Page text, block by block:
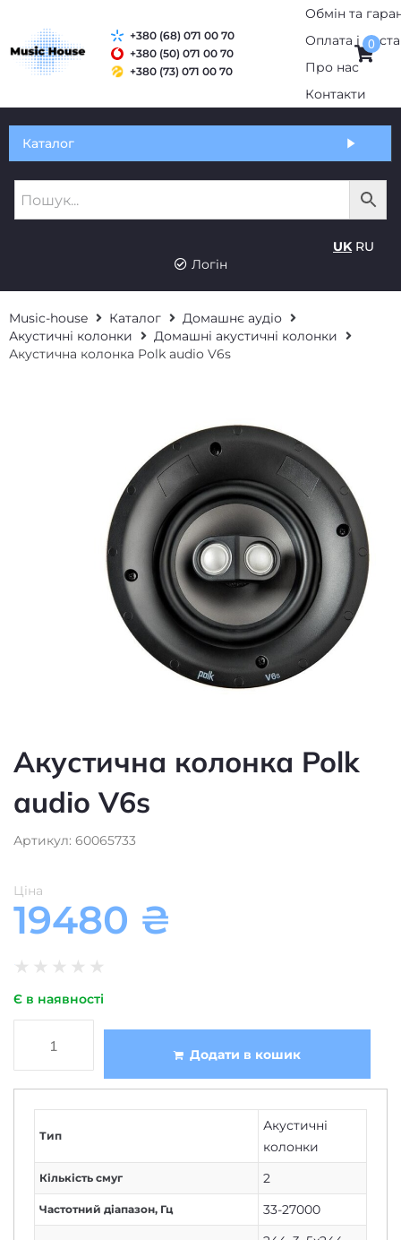
Обмін та гарантія
Про нас
+380 (50) 071 00 70
+380 (73) 071 00 70
0
RU
Логін
Домашнє аудіо
Акустичні колонки
Домашні акустичні колонки
Акустична колонка Polk audio V6s
audio V6s
Артикул: 60065733
Ціна
19480
★★★★★
Тип
Акустичні
Кількість смуг 2
Частотний діапазон, Гц 33-27000
Розміри, мм
244,3,5х244,
5х95